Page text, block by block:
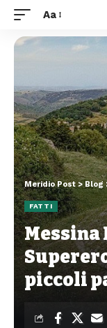
Aa
Meridio Post >Blog
FATTI
piccoli